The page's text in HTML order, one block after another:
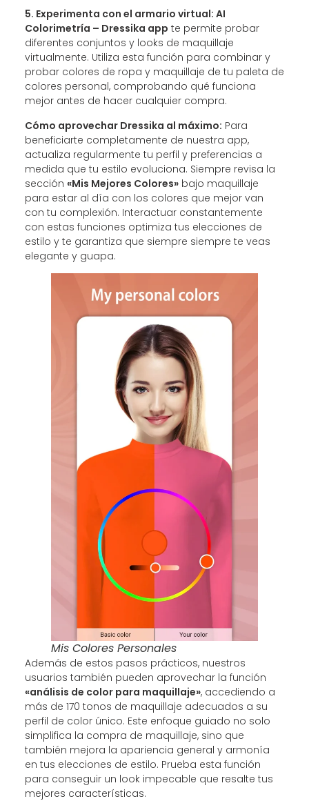
5. Experimenta con el armario virtual: AI
Colorimetría – Dressika app te permite probar
diferentes conjuntos y looks de maquillaje
virtualmente. Utiliza esta función para combinar y
probar colores de ropa y maquillaje de tu paleta de
colores personal, comprobando qué funciona
mejor antes de hacer cualquier compra.
Cómo aprovechar Dressika al máximo: Para
beneficiarte completamente de nuestra app,
actualiza regularmente tu perfil y preferencias a
medida que tu estilo evoluciona. Siempre revisa la
sección «Mis Mejores Colores»bajo maquillaje
para estar al día con los colores que mejor van
con tu complexión. Interactuar constantemente
con estas funciones optimiza tus elecciones de
estilo y te garantiza que siempre siempre te veas
elegante y guapa.
Mis Colores Personales
Además de estos pasos prácticos, nuestros
usuarios también pueden aprovechar la función
«análisis de color para maquillaje», accediendo a
más de 170 tonos de maquillaje adecuados a su
perfil de color único. Este enfoque guiado no solo
simplifica la compra de maquillaje, sino que
también mejora la apariencia general y armonía
en tus elecciones de estilo. Prueba esta función
para conseguir un look impecable que resalte tus
mejores características.